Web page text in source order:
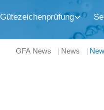
Gütezeichenprüfung
GFA News News